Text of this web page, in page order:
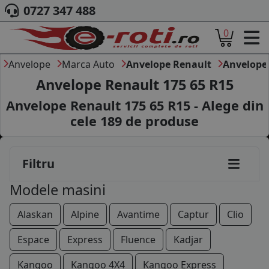
ACASA
DESPRE NOI
ANVELOPE
AUTO
CAMION
MOTO
MARCA AUTO
BLOG
B2B - COLABORARE COMPANII
CONT
0727 347 488
0
Anvelope Marca Auto Anvelope Renault Anvelope
Anvelope Renault 175 65 R15
Anvelope Renault 175 65 R15 - Alege din
cele 189 de produse
Filtru
Modele masini
Alaskan Alpine Avantime Captur
Clio
Espace
Express Fluence
Kadjar
Kangoo
Kangoo 4X4
Kangoo Express
145/70R13
145/80R13
155/70R13
155/80R13
165/65R13
175/70R13
195/55R13
105/70R14
165/60R14
165/65R14